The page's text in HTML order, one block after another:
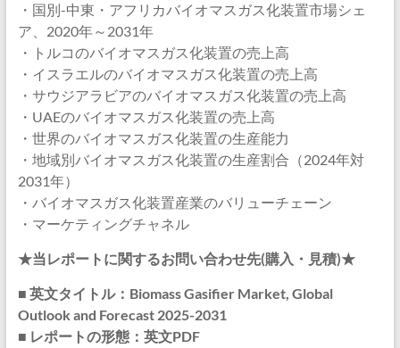
・国別-中東・アフリカバイオマスガス化装置市場シェ
ア、2020年～2031年
・トルコのバイオマスガス化装置の売上高
・イスラエルのバイオマスガス化装置の売上高
・サウジアラビアのバイオマスガス化装置の売上高
・UAEのバイオマスガス化装置の売上高
・世界のバイオマスガス化装置の生産能力
・地域別バイオマスガス化装置の生産割合（2024年対
2031年）
・バイオマスガス化装置産業のバリューチェーン
・マーケティングチャネル
★当レポートに関するお問い合わせ先(購入・見積)★
■ 英文タイトル：Biomass Gasifier Market, Global
Outlook and Forecast 2025-2031
■ レポートの形態：英文PDF